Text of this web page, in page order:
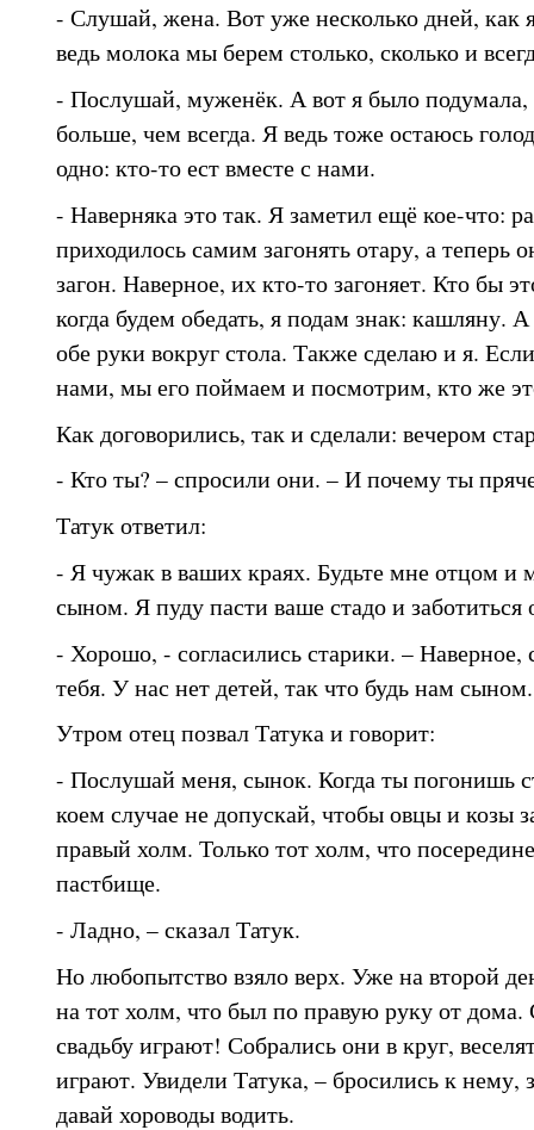
- Слушай, жена. Вот уже несколько дней, как
ведь молока мы берем столько, сколько и
- Послушай, муженёк. А вот я было подумала,
больше, чем всегда. Я ведь тоже остаюсь
одно: кто-то ест вместе с нами.
- Наверняка это так. Я заметил ещё кое-что:
приходилось самим загонять отару, а теперь
загон. Наверное, их кто-то загоняет. Кто бы
когда будем обедать, я подам знак: кашляну.
обе руки вокруг стола. Также сделаю и я.
нами, мы его поймаем и посмотрим, кто же
Как договорились, так и сделали: вечером
- Кто ты? – спросили они. – И почему ты
Татук ответил:
- Я чужак в ваших краях. Будьте мне отцом и
сыном. Я пуду пасти ваше стадо и заботиться
- Хорошо, - согласились старики. – Наверное,
тебя. У нас нет детей, так что будь нам сыном.
Утром отец позвал Татука и говорит:
- Послушай меня, сынок. Когда ты погонишь
коем случае не допускай, чтобы овцы и козы
правый холм. Только тот холм, что
пастбище.
- Ладно, – сказал Татук.
Но любопытство взяло верх. Уже на второй
на тот холм, что был по правую руку от
свадьбу играют! Собрались они в круг,
играют. Увидели Татука, – бросились к нему,
давай хороводы водить.